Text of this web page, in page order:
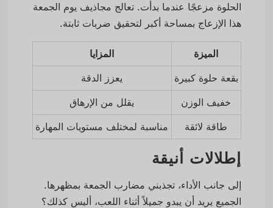
الحلوة مزعجًا عندما بدأت. تعالج مجاذيف يوم الجمعة
هذا الإزعاج بمساحة أكبر لتحقيق ضربات ثابتة.
الميزة
المزايا
بقعة حلوة كبيرة
يعزز الدقة
خفيف الوزن
يقلل من الإرهاق
طاقة لائقة
مناسبة لمختلف مستويات المهارة
إطلالات أنيقة
إلى جانب الأداء، تجذبني مضارب الجمعة بمظهرها.
الجميع يريد أن يبدو جميلاً أثناء اللعب، أليس كذلك؟